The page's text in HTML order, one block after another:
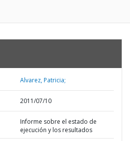
Alvarez, Patricia;
2011/07/10
Informe sobre el estado de
ejecución y los resultados